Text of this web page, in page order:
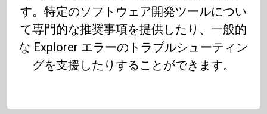
す。特定のソフトウェア開発ツールについ
て専門的な推奨事項を提供したり、一般的
な Explorer エラーのトラブルシューティン
グを支援したりすることができます。